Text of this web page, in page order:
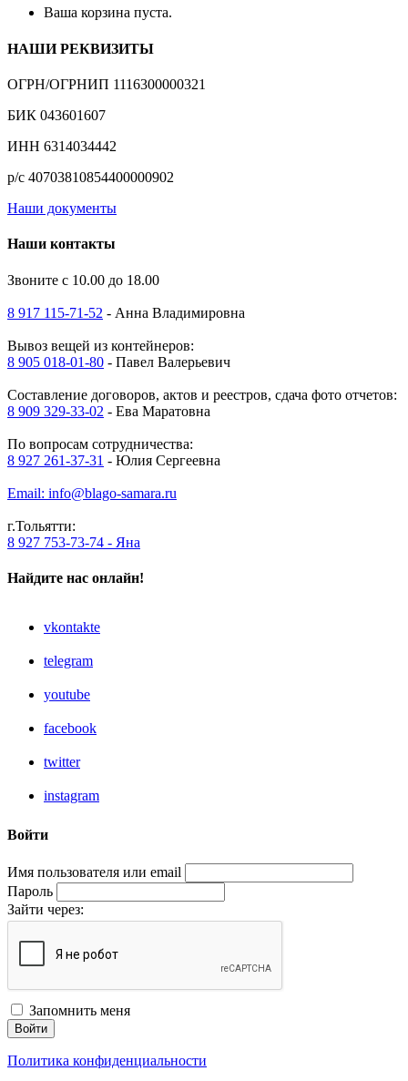
Ваша корзина пуста.
НАШИ РЕКВИЗИТЫ
ОГРН/ОГРНИП 1116300000321
БИК 043601607
ИНН 6314034442
р/с 40703810854400000902
Наши документы
Наши контакты
Звоните с 10.00 до 18.00
8 917 115-71-52 - Анна Владимировна
Вывоз вещей из контейнеров:
8 905 018-01-80 - Павел Валерьевич
Составление договоров, актов и реестров, сдача фото отчетов:
8 909 329-33-02 - Ева Маратовна
По вопросам сотрудничества:
8 927 261-37-31 - Юлия Сергеевна
Email: info@blago-samara.ru
г.Тольятти:
8 927 753-73-74 - Яна
Найдите нас онлайн!
vkontakte
telegram
youtube
facebook
twitter
instagram
Войти
Имя пользователя или email
Пароль
Зайти через:
Запомнить меня
Войти
Политика конфиденциальности